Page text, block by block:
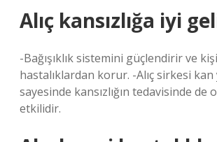
Alıç kansızlığa iyi
-Bağışıklık sistemini güçlendirir ve
hastalıklardan korur. -Alıç sirkesi kan
sayesinde kansızlığın tedavisinde de
etkilidir.